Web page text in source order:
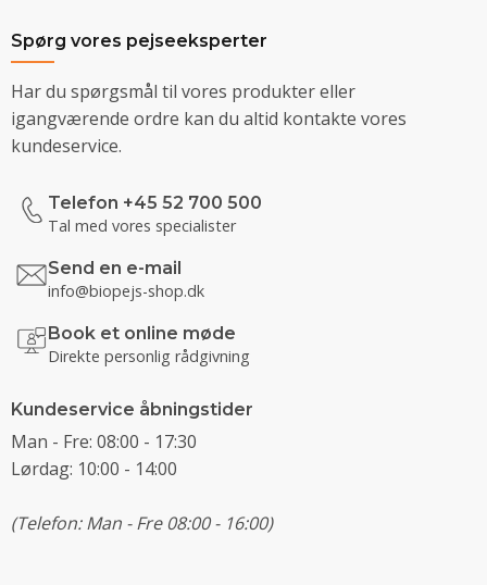
Spørg vores pejseeksperter
Har du spørgsmål til vores produkter eller
igangværende ordre kan du altid kontakte vores
kundeservice.
Telefon +45 52 700 500
Tal med vores specialister
Send en e-mail
info@biopejs-shop.dk
Book et online møde
Direkte personlig rådgivning
Kundeservice åbningstider
Man - Fre: 08:00 - 17:30
Lørdag: 10:00 - 14:00
(Telefon: Man - Fre 08:00 - 16:00)